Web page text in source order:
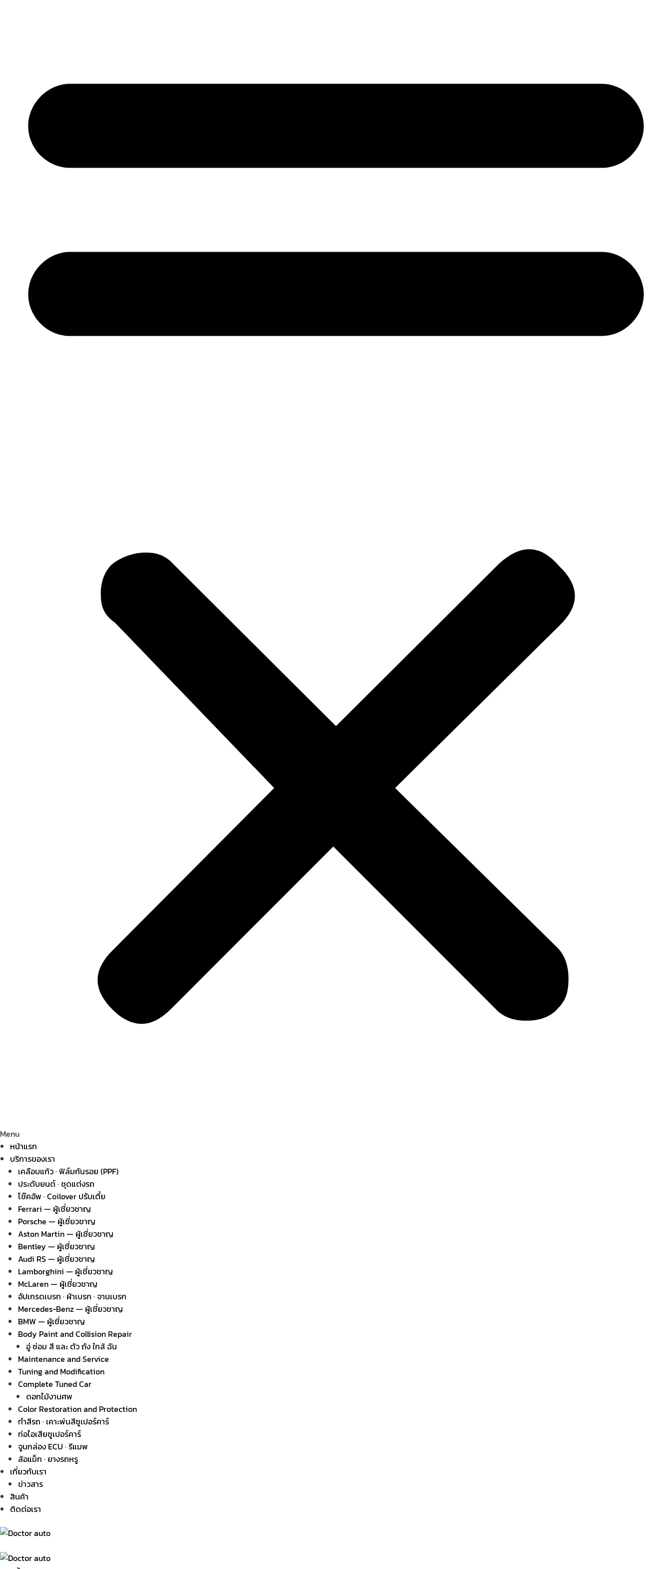
Menu
หน้าแรก
บริการของเรา
เคลือบแก้ว · ฟิล์มกันรอย (PPF)
ประดับยนต์ · ชุดแต่งรถ
โช๊คอัพ · Coilover ปรับเตี้ย
Ferrari — ผู้เชี่ยวชาญ
Porsche — ผู้เชี่ยวชาญ
Aston Martin — ผู้เชี่ยวชาญ
Bentley — ผู้เชี่ยวชาญ
Audi RS — ผู้เชี่ยวชาญ
Lamborghini — ผู้เชี่ยวชาญ
McLaren — ผู้เชี่ยวชาญ
อัปเกรดเบรก · ผ้าเบรก · จานเบรก
Mercedes-Benz — ผู้เชี่ยวชาญ
BMW — ผู้เชี่ยวชาญ
Body Paint and Collision Repair
อู่ ซ่อม สี และ ตัว ถัง ใกล้ ฉัน
Maintenance and Service
Tuning and Modification
Complete Tuned Car
ดอกไม้งานศพ
Color Restoration and Protection
ทำสีรถ · เคาะพ่นสีซูเปอร์คาร์
ท่อไอเสียซูเปอร์คาร์
จูนกล่อง ECU · รีแมพ
ล้อแม็ก · ยางรถหรู
เกี่ยวกับเรา
ข่าวสาร
สินค้า
ติดต่อเรา